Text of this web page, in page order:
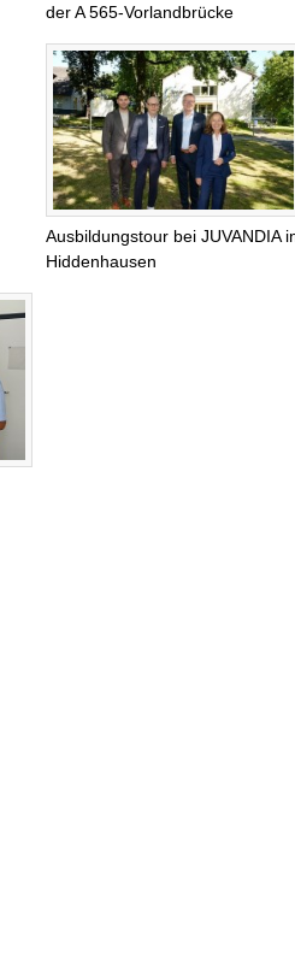
der A 565-Vorlandbrücke
Ausbildungstour bei JUVANDIA
Hiddenhausen